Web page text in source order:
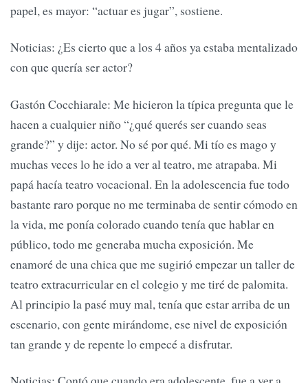
papel, es mayor: “actuar es jugar”, sostiene.
Noticias: ¿Es cierto que a los 4 años ya estaba mentalizado
con que quería ser actor?
Gastón Cocchiarale: Me hicieron la típica pregunta que le
hacen a cualquier niño “¿qué querés ser cuando seas
grande?” y dije: actor. No sé por qué. Mi tío es mago y
muchas veces lo he ido a ver al teatro, me atrapaba. Mi
papá hacía teatro vocacional. En la adolescencia fue todo
bastante raro porque no me terminaba de sentir cómodo en
la vida, me ponía colorado cuando tenía que hablar en
público, todo me generaba mucha exposición. Me
enamoré de una chica que me sugirió empezar un taller de
teatro extracurricular en el colegio y me tiré de palomita.
Al principio la pasé muy mal, tenía que estar arriba de un
escenario, con gente mirándome, ese nivel de exposición
tan grande y de repente lo empecé a disfrutar.